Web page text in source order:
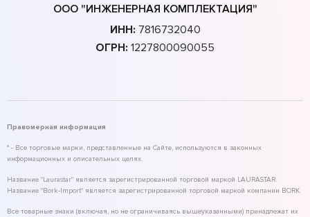
ООО "ИНЖЕНЕРНАЯ КОМПЛЕКТАЦИЯ"
ИНН: 7816732040
ОГРН: 1227800090055
Правомерная информация
* - Все торговые марки, представленные на Сайте, используются в законных
информационных и описательных целях.
Название "Laurastar" является зарегистрированной торговой маркой LAURASTAR.
Название "Bork-Import" является зарегистрированной торговой маркой компании BORK.
Все товарные знаки (включая, но не ограничиваясь вышеуказанными) принадлежат их